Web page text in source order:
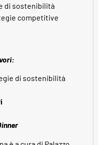
di sostenibilità
competitive
di sostenibilità